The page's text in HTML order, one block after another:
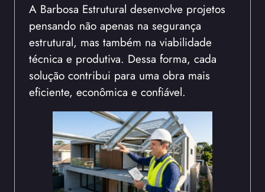
A Barbosa Estrutural desenvolve projetos
pensando não apenas na segurança
estrutural, mas também na viabilidade
técnica e produtiva. Dessa forma, cada
solução contribui para uma obra mais
eficiente, econômica e confiável.